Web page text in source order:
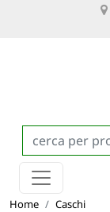
Home
Caschi